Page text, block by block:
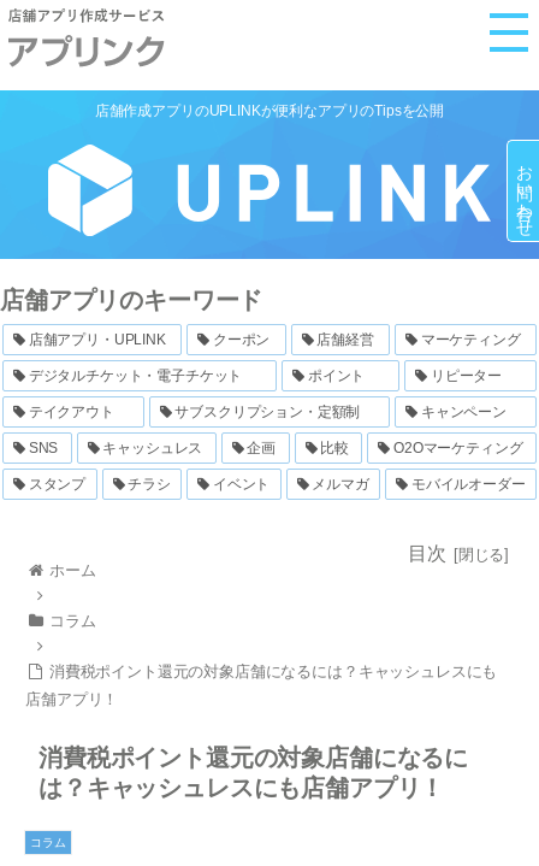
M
お問い合わせ
店舗作成アプリのUPLINKが便利なアプリのTipsを公開
店舗アプリのキーワード
店舗アプリ・UPLINK クーポン 店舗経営 マーケティング
デジタルチケット・電子チケット ポイント リピーター
テイクアウト サブスクリプション・定額制 キャンペーン
SNS キャッシュレス 企画 比較 O2Oマーケティング
スタンプ チラシ イベント メルマガ モバイルオーダー
ホーム
コラム
消費税ポイント還元の対象店舗になるには？キャッシュレスにも
店舗アプリ！
消費税ポイント還元の対象店舗になるに
は？キャッシュレスにも店舗アプリ！
コラム
目次